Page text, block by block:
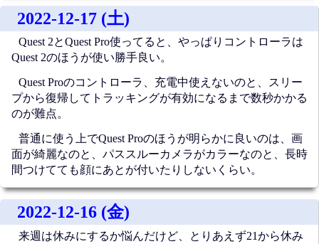
2022-12-17 (土)
Quest 2とQuest Pro使ってると、やっぱりコントローラは
Quest 2のほうが使い勝手良い。
Quest Proのコントローラ、充電中使えないのと、スリー
プから復帰してトラッキングが有効になるまで数秒かかる
のが難点。
普通に使う上でQuest Proのほうが明らかに良いのは、画
面が綺麗なのと、パススルーカメラがカラーなのと、長時
間つけてても顔にあとが付いたりしないくらい。
2022-12-16 (金)
来週は休みにするか悩んだけど、とりあえず21から休み